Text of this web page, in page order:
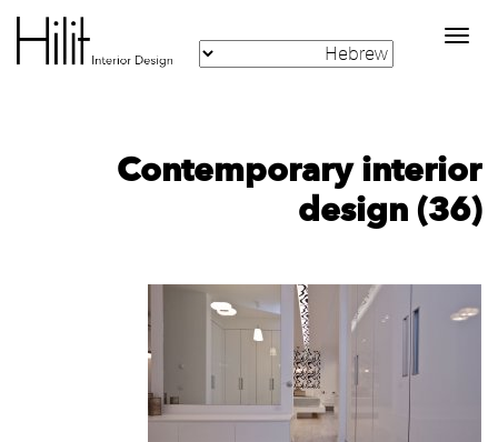
Toggle
navigation
Contemporary interior
design (36)